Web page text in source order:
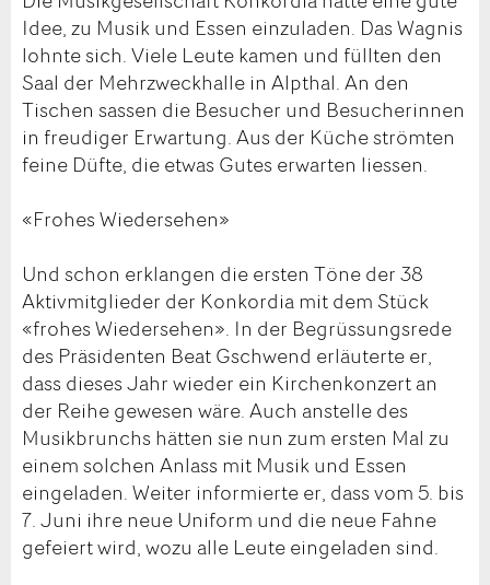
Idee, zu Musik und Essen einzuladen. Das Wagnis
lohnte sich. Viele Leute kamen und füllten den
Saal der Mehrzweckhalle in Alpthal. An den
Tischen sassen die Besucher und Besucherinnen
in freudiger Erwartung. Aus der Küche strömten
feine Düfte, die etwas Gutes erwarten liessen.
«Frohes Wiedersehen»
Und schon erklangen die ersten Töne der 38
Aktivmitglieder der Konkordia mit dem Stück
«frohes Wiedersehen». In der Begrüssungsrede
des Präsidenten Beat Gschwend erläuterte er,
dass dieses Jahr wieder ein Kirchenkonzert an
der Reihe gewesen wäre. Auch anstelle des
Musikbrunchs hätten sie nun zum ersten Mal zu
einem solchen Anlass mit Musik und Essen
eingeladen. Weiter informierte er, dass vom 5. bis
7. Juni ihre neue Uniform und die neue Fahne
gefeiert wird, wozu alle Leute eingeladen sind.